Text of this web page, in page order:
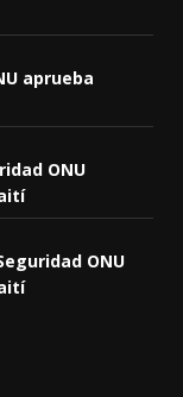
aprueba
ONU
ONU